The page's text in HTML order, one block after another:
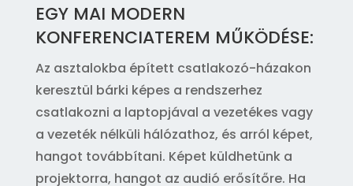
EGY MAI MODERN
KONFERENCIATEREM MŰKÖDÉSE:
Az asztalokba épített csatlakozó-házakon
keresztül bárki képes a rendszerhez
csatlakozni a laptopjával a vezetékes vagy
a vezeték nélküli hálózathoz, és arról képet,
hangot továbbítani. Képet küldhetünk a
projektorra, hangot az audió erősítőre. Ha